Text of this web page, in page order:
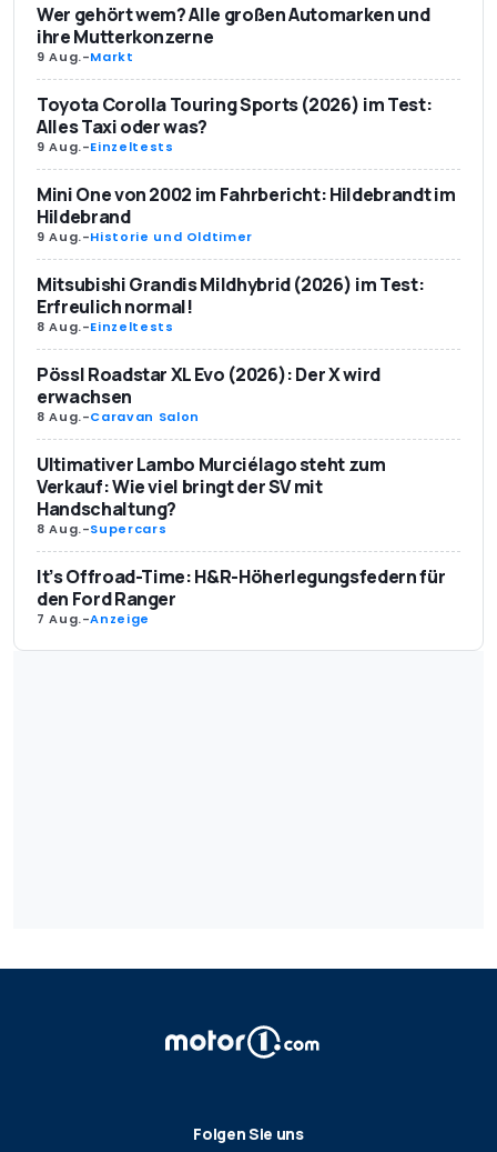
Wer gehört wem? Alle großen Automarken und
ihre Mutterkonzerne
9 Aug.-Markt
Toyota Corolla Touring Sports (2026) im Test:
Alles Taxi oder was?
9 Aug.-Einzeltests
Mini One von 2002 im Fahrbericht: Hildebrandt im
Hildebrand
9 Aug.-Historie und Oldtimer
Mitsubishi Grandis Mildhybrid (2026) im Test:
Erfreulich normal!
8 Aug.-Einzeltests
Pössl Roadstar XL Evo (2026): Der X wird
erwachsen
8 Aug.-Caravan Salon
Ultimativer Lambo Murciélago steht zum
Verkauf: Wie viel bringt der SV mit
Handschaltung?
8 Aug.-Supercars
It’s Offroad-Time: H&R-Höherlegungsfedern für
den Ford Ranger
7 Aug.-Anzeige
Folgen Sie uns